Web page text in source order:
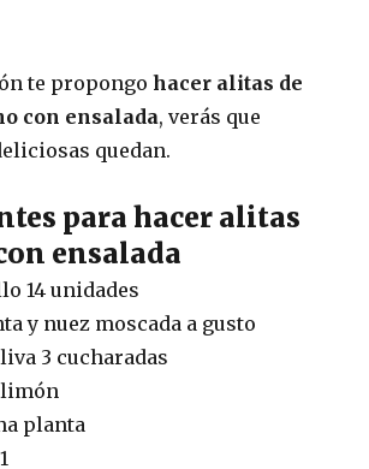
te propongohacer alitas de
con ensalada, verás que
quedan.
para hacer alitas
ensalada
14 unidades
y nuez moscada a gusto
3 cucharadas
limón
planta